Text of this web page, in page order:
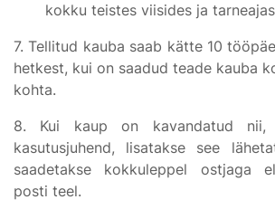
kokku teistes viisides ja
7. Tellitud kauba saab kätte 10
hetkest, kui on saadud teade kauba
kohta.
8. Kui kaup on kavandatud
kasutusjuhend, lisatakse see
saadetakse kokkuleppel ostjaga
posti teel.